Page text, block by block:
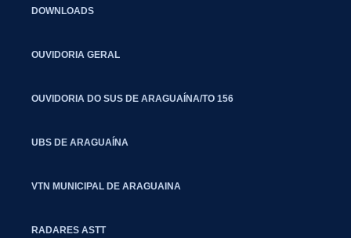
DOWNLOADS
OUVIDORIA GERAL
OUVIDORIA DO SUS DE ARAGUAÍNA/TO 156
UBS DE ARAGUAÍNA
VTN MUNICIPAL DE ARAGUAINA
RADARES ASTT